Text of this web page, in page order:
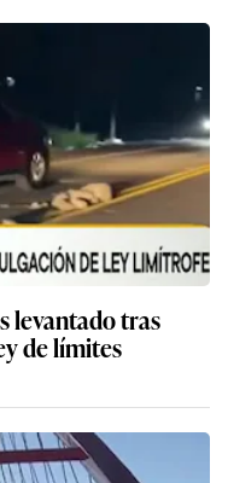
contra ley que